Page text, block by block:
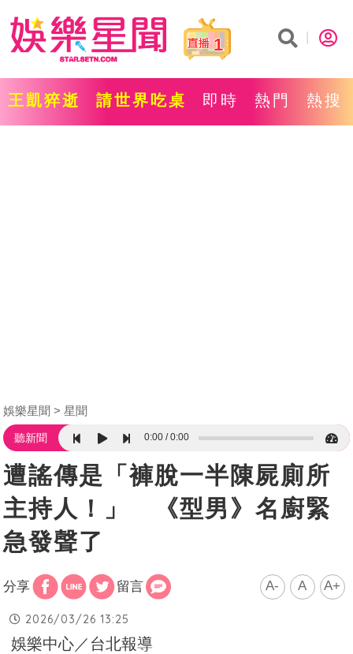
1
王凱猝逝 請世界吃桌 即時 熱門 熱搜
娛樂星聞 星聞
聽新聞 0:00 0:00
遭謠傳是「褲脫一半陳屍廁所
主持人！」 《型男》名廚緊
急發聲了
分享 留言 A- A A+
2026/03/26 13:25
娛樂中心／台北報導